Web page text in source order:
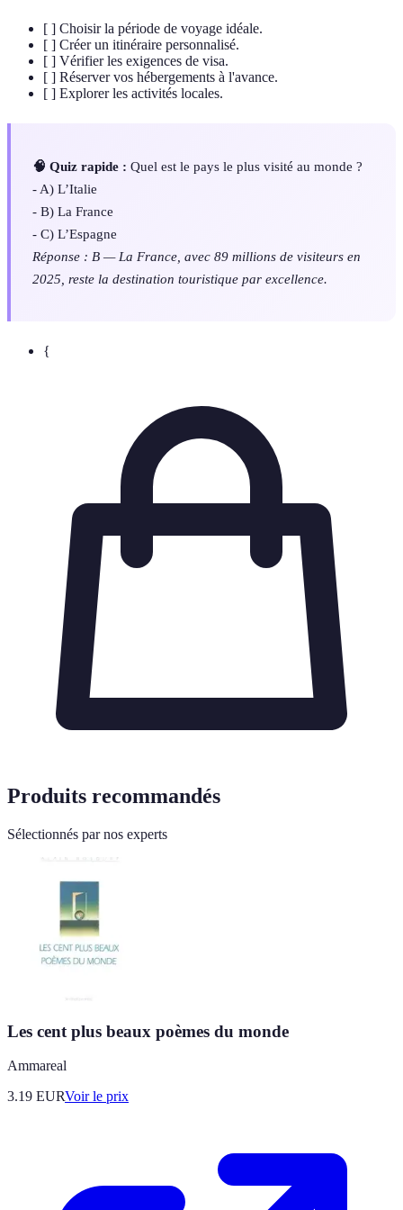
[ ] Choisir la période de voyage idéale.
[ ] Créer un itinéraire personnalisé.
[ ] Vérifier les exigences de visa.
[ ] Réserver vos hébergements à l'avance.
[ ] Explorer les activités locales.
🧠 Quiz rapide : Quel est le pays le plus visité au monde ?
- A) L’Italie
- B) La France
- C) L’Espagne
Réponse : B — La France, avec 89 millions de visiteurs en
2025, reste la destination touristique par excellence.
{
Produits recommandés
Sélectionnés par nos experts
Les cent plus beaux poèmes du monde
Ammareal
3.19 EURVoir le prix